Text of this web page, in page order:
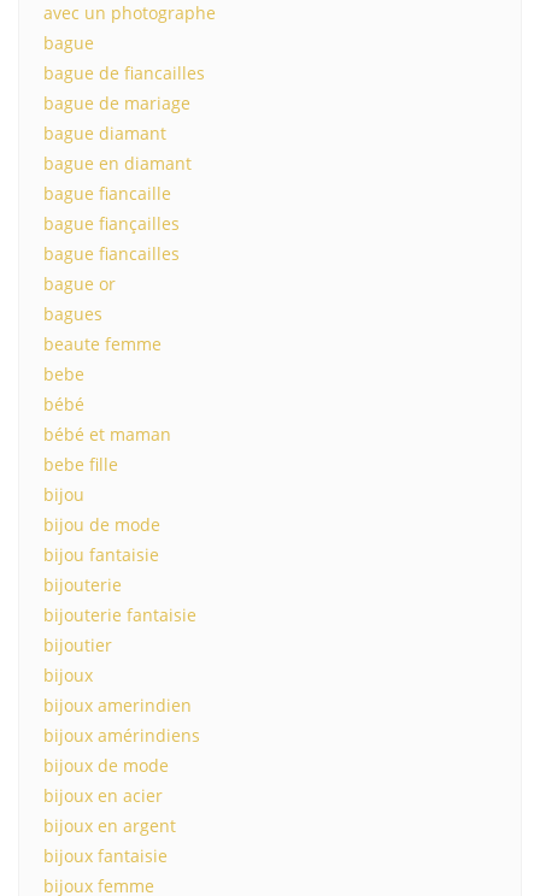
avec un photographe
bague
bague de fiancailles
bague de mariage
bague diamant
bague en diamant
bague fiancaille
bague fiançailles
bague fiancailles
bague or
bagues
beaute femme
bebe
bébé
bébé et maman
bebe fille
bijou
bijou de mode
bijou fantaisie
bijouterie
bijouterie fantaisie
bijoutier
bijoux
bijoux amerindien
bijoux amérindiens
bijoux de mode
bijoux en acier
bijoux en argent
bijoux fantaisie
bijoux femme